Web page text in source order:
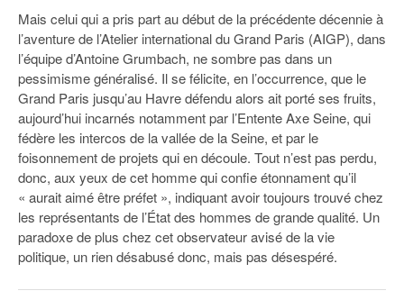
Mais celui qui a pris part au début de la précédente décennie à
l’aventure de l’Atelier international du Grand Paris (AIGP), dans
l’équipe d’Antoine Grumbach, ne sombre pas dans un
pessimisme généralisé. Il se félicite, en l’occurrence, que le
Grand Paris jusqu’au Havre défendu alors ait porté ses fruits,
aujourd’hui incarnés notamment par l’Entente Axe Seine, qui
fédère les intercos de la vallée de la Seine, et par le
foisonnement de projets qui en découle. Tout n’est pas perdu,
donc, aux yeux de cet homme qui confie étonnament qu’il
« aurait aimé être préfet », indiquant avoir toujours trouvé chez
les représentants de l’État des hommes de grande qualité. Un
paradoxe de plus chez cet observateur avisé de la vie
politique, un rien désabusé donc, mais pas désespéré.